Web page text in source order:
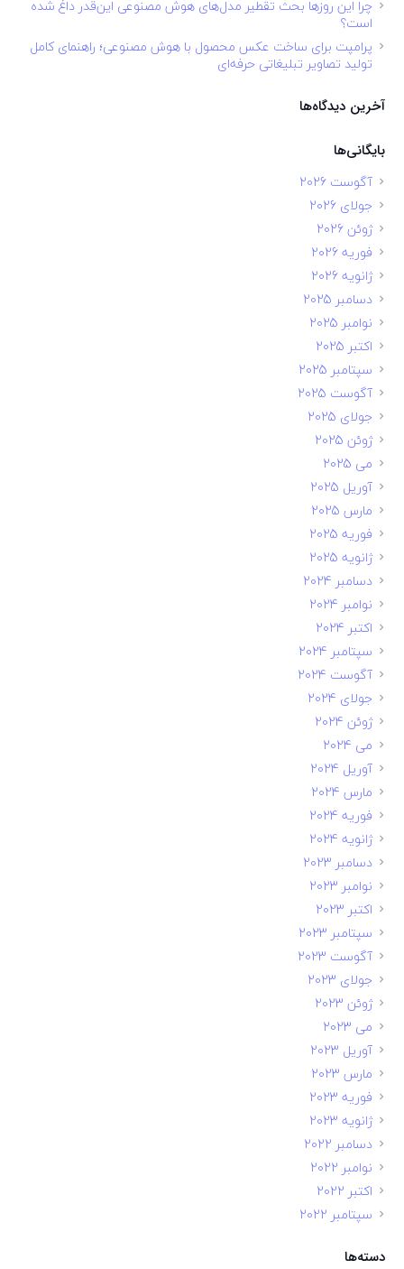
چرا این روزها بحث تقطیر مدل‌های هوش مصنوعی این‌قدر داغ شده
است؟
پرامپت برای ساخت عکس محصول با هوش مصنوعی؛ راهنمای کامل
تولید تصاویر تبلیغاتی حرفه‌ای
آخرین دیدگاه‌ها
بایگانی‌ها
آگوست 2026
جولای 2026
ژوئن 2026
فوریه 2026
ژانویه 2026
دسامبر 2025
نوامبر 2025
اکتبر 2025
سپتامبر 2025
آگوست 2025
جولای 2025
ژوئن 2025
می 2025
آوریل 2025
مارس 2025
فوریه 2025
ژانویه 2025
دسامبر 2024
نوامبر 2024
اکتبر 2024
سپتامبر 2024
آگوست 2024
جولای 2024
ژوئن 2024
می 2024
آوریل 2024
مارس 2024
فوریه 2024
ژانویه 2024
دسامبر 2023
نوامبر 2023
اکتبر 2023
سپتامبر 2023
آگوست 2023
جولای 2023
ژوئن 2023
می 2023
آوریل 2023
مارس 2023
فوریه 2023
ژانویه 2023
دسامبر 2022
نوامبر 2022
اکتبر 2022
سپتامبر 2022
دسته‌ها